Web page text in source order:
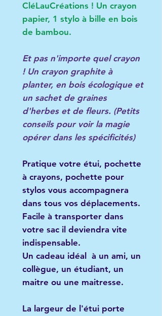
CléLauCréations ! Un crayon
papier, 1 stylo à bille en bois
de bambou.
Et pas n'importe quel crayon
! Un crayon graphite à
planter, en bois écologique et
un sachet de graines
d'herbes et de fleurs. (Petits
conseils pour voir la magie
opérer dans les spécificités)
Pratique votre étui, pochette
à crayons, pochette pour
stylos vous accompagnera
dans tous vos déplacements.
Facile à transporter dans
votre sac il deviendra vite
indispensable.
Un cadeau idéal
à un ami, un
collègue, un étudiant, un
maitre ou une maitresse.
La largeur de l'étui porte